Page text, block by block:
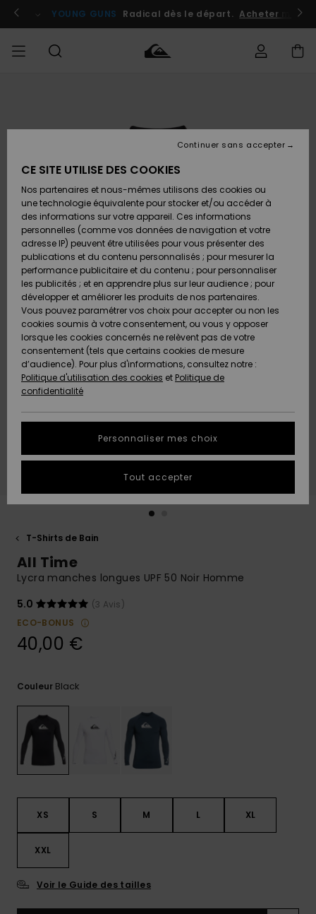
l'information
le
Se connecter / s'inscrire
YOUNG GUNS Radical dès le départ. Acheter
Chaussures
& Tongs
Surf
Snow
Nouveautés
A
Découvrir
Chaussures
& Tongs
Surf
Snow
Nouveautés
A
Découvrir
FEMME
A
Découvrir
Snow
SURF
Homme
Surf
Shop
Enfant
Highlights
Communauté
SNOW
Homme
Snow
Shop
Enfant
Snow
Shop
Femme
A
Découvrir
Communauté
OUTLET
Enfant
Outlet
Femme
AIDE &
CONTACT
Retours
Paiement
Carte
Cadeau
Quiksilver
Freedom
Protection
des
tailles
conversation
à votre
question.
Démarrer
les plus
fréquentes
et notre
formulaire
la FAQ
MAGASINS
QUIKSILVER
T-Shirts de Bain
All Time
Lycra manches longues UPF 50 Noir Homme
5.0
(3 Avis)
ECO-BONUS
40,00 €
Couleur Black
XS S M L XL
XXL
Voir le Guide des tailles
CE SITE UTILISE DES COOKIES
Nos partenaires et nous-mêmes utilisons des cookies ou
une technologie équivalente pour stocker et/ou accéder à
des informations sur votre appareil. Ces informations
personnelles (comme vos données de navigation et votre
adresse IP) peuvent être utilisées pour vous présenter des
publications et du contenu personnalisés ; pour mesurer la
performance publicitaire et du contenu ; pour personnaliser
les publicités ; et en apprendre plus sur leur audience ; pour
développer et améliorer les produits de nos partenaires.
Vous pouvez paramétrer vos choix pour accepter ou non les
cookies soumis à votre consentement, ou vous y opposer
lorsque les cookies concernés ne relèvent pas de votre
consentement (tels que certains cookies de mesure
d’audience). Pour plus d'informations, consultez notre :
Politique d'utilisation des cookies et Politique de
confidentialité
Personnaliser mes choix
Continuer sans accepter
Tout accepter